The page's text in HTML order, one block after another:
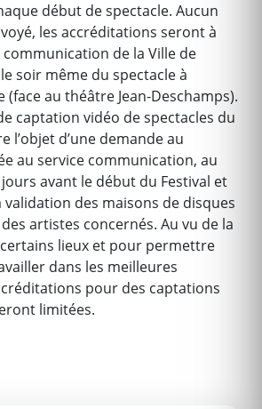
début de spectacle. Aucun
les accréditations seront à
de la Ville de
soir même du spectacle à
(face au théâtre Jean-Deschamps).
captation vidéo de spectacles du
l’objet d’une demande au
au service communication, au
avant le début du Festival et
validation des maisons de disques
artistes concernés. Au vu de la
lieux et pour permettre
dans les meilleures
pour des captations
limitées.